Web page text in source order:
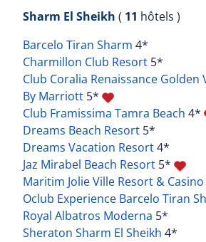
Sharm El Sheikh ( 11 hôtels )
Barcelo Tiran Sharm 4*
Charmillon Club Resort 5*
Club Coralia Renaissance Golden
By Marriott 5*
Club Framissima Tamra Beach 4*
Dreams Beach Resort 5*
Dreams Vacation Resort4*
Jaz Mirabel Beach Resort 5*
Maritim Jolie Ville Resort & Casino
Oclub Experience Barcelo Tiran
Royal Albatros Moderna 5*
Sheraton Sharm El Sheikh 4*